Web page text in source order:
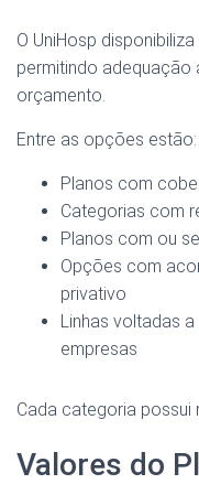
O UniHosp
permitindo adequação
orçamento.
Entre as opções estão:
Planos com
Categorias com
Planos com ou
Opções com
privativo
Linhas voltadas
empresas
Cada categoria possui
Valores do